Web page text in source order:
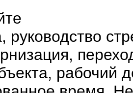
руководство
рабочий